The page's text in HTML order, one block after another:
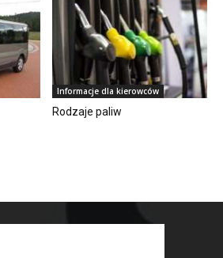
Informacje dla kierowców
Rodzaje paliw